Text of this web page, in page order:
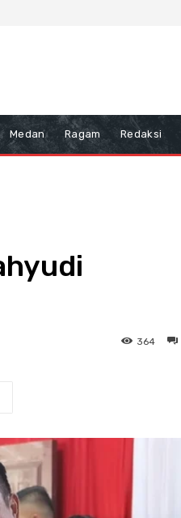
Medan Ragam Redaksi
364